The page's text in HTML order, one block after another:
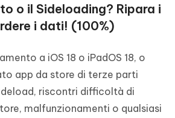
o il Sideloading? Ripara i
i dati! (100%)
a iOS 18 o iPadOS 18, o
app da store di terze parti
riscontri difficoltà di
malfunzionamenti o qualsiasi